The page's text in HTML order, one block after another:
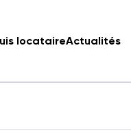
locataireActualités